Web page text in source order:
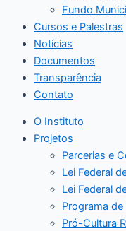
Fundo
Cursos e Palestras
Notícias
Documentos
Transparência
Contato
O Instituto
Projetos
Parcerias e
Lei Federal
Lei Federal
Programa
Pró-Cultura